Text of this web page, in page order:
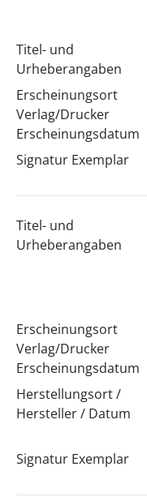
Titel- und
Urheberangaben
Erscheinungsort
Verlag/Drucker
Erscheinungsdatum
Signatur Exemplar
Titel- und
Urheberangaben
Erscheinungsort
Verlag/Drucker
Erscheinungsdatum
Herstellungsort /
Hersteller / Datum
Signatur Exemplar